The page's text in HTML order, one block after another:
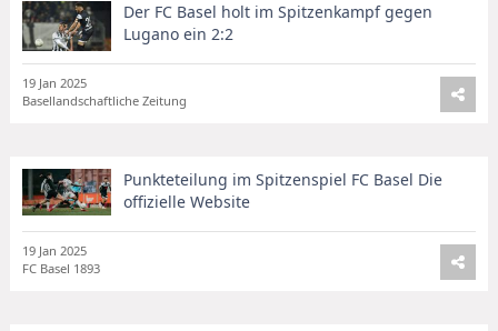
Der FC Basel holt im Spitzenkampf gegen
Lugano ein 2:2
19 Jan 2025
Basellandschaftliche Zeitung
Punkteteilung im Spitzenspiel FC Basel Die
offizielle Website
19 Jan 2025
FC Basel 1893